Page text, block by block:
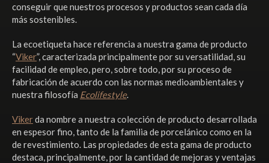
conseguir que nuestros procesos y productos sean cada día
más sostenibles.
La ecoetiqueta hace referencia a nuestra gama de producto
“Viker”, caracterizada principalmente por su versatilidad, su
facilidad de empleo, pero, sobre todo, por su proceso de
fabricación de acuerdo con las normas medioambientales y
nuestra filosofía Ecolifestyle.
Vikerda nombre a nuestra colección de producto desarrollada
en espesor fino, tanto de la familia de porcelánico como en la
de revestimiento. Las propiedades de esta gama de producto
destaca, principalmente, por la cantidad de mejoras y ventajas